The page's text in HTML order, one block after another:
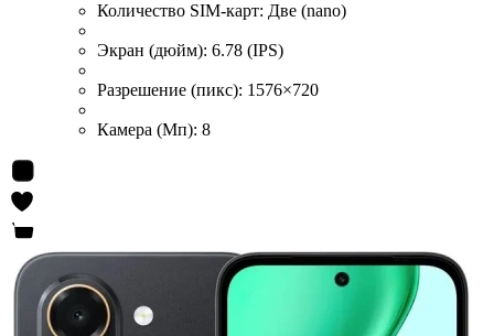
Количество SIM-карт: Две (nano)
Экран (дюйм): 6.78 (IPS)
Разрешение (пикс): 1576×720
Камера (Мп): 8